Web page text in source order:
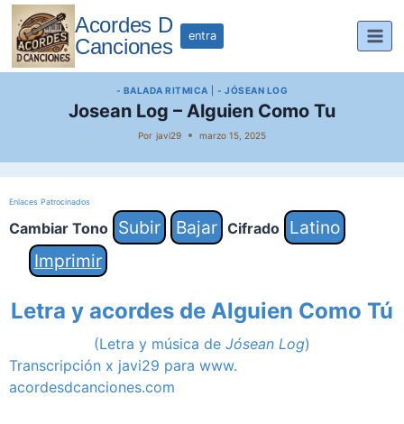
Saltar
contenido
Acordes D
Canciones
entra
- BALADA RITMICA |- JÓSEAN LOG
Josean Log – Alguien Como Tu
Por javi29 marzo 15, 2025
Enlaces Patrocinados
Cambiar Tono Subir Bajar Cifrado
Latino
Imprimir
Letra y acordes de Alguien Como Tú
(Letra y música de Jósean Log)
Transcripción x javi29 para www.
acordesdcanciones.com